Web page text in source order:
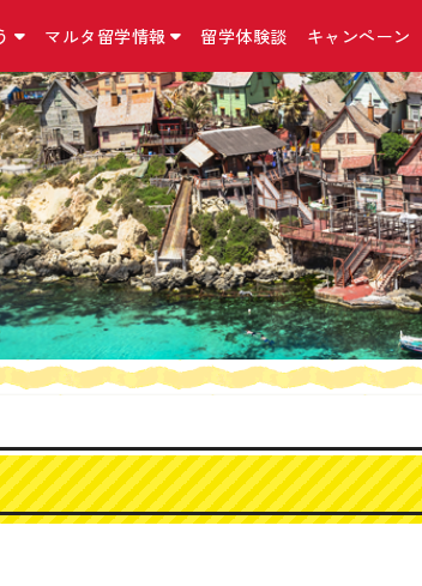
マルタ大学 正規留学
タ大学について
こんな
インター
二カ国留
MBA（
親子留学
小中高生
シニア留
マルタ＋
マルタ留学情報
タ留学について
タの気になる英語
タ留学の予算
タの留学の選び方
すめ留学プラン
タ留学生活１日の流れ
先の種類
学校一覧
留学の
マルタ留
出発まで
マルタの
マルタの
マルタの
持ち物リ
日本から
ド！
海外オン
『
『留学
プ支援サ
とっさ
留学体験談 キャンペーン
合せ・アクセス・他
合せ／資料請求
セス
手続きに関する約款/規約
商取引法に基づく表記
イバシーポリシー
集
トマップ
マルタ
コラム
ニュース
マルタ留
イベント
Facebook
Twitter